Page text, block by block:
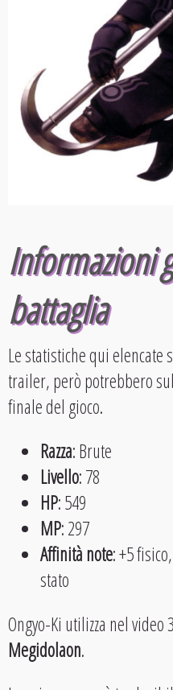
Informazioni
battaglia
Le statistiche qui elencate
trailer, però potrebbero
finale del gioco.
Razza: Brute
Livello: 78
HP: 549
MP: 297
Affinità note: +5
stato
Ongyo-Ki utilizza nel
Megidolaon.